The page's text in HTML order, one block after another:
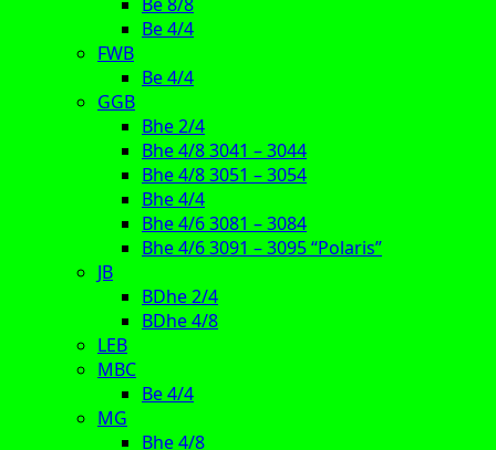
Be 4/4
FWB
Be 4/4
GGB
Bhe 2/4
Bhe 4/8 3041 – 3044
Bhe 4/8 3051 – 3054
Bhe 4/4
Bhe 4/6 3081 – 3084
Bhe 4/6 3091 – 3095 “Polaris”
JB
BDhe 2/4
BDhe 4/8
LEB
MBC
Be 4/4
MG
Bhe 4/8